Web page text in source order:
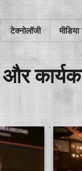
टेक्नोलॉजी मीडिया
और